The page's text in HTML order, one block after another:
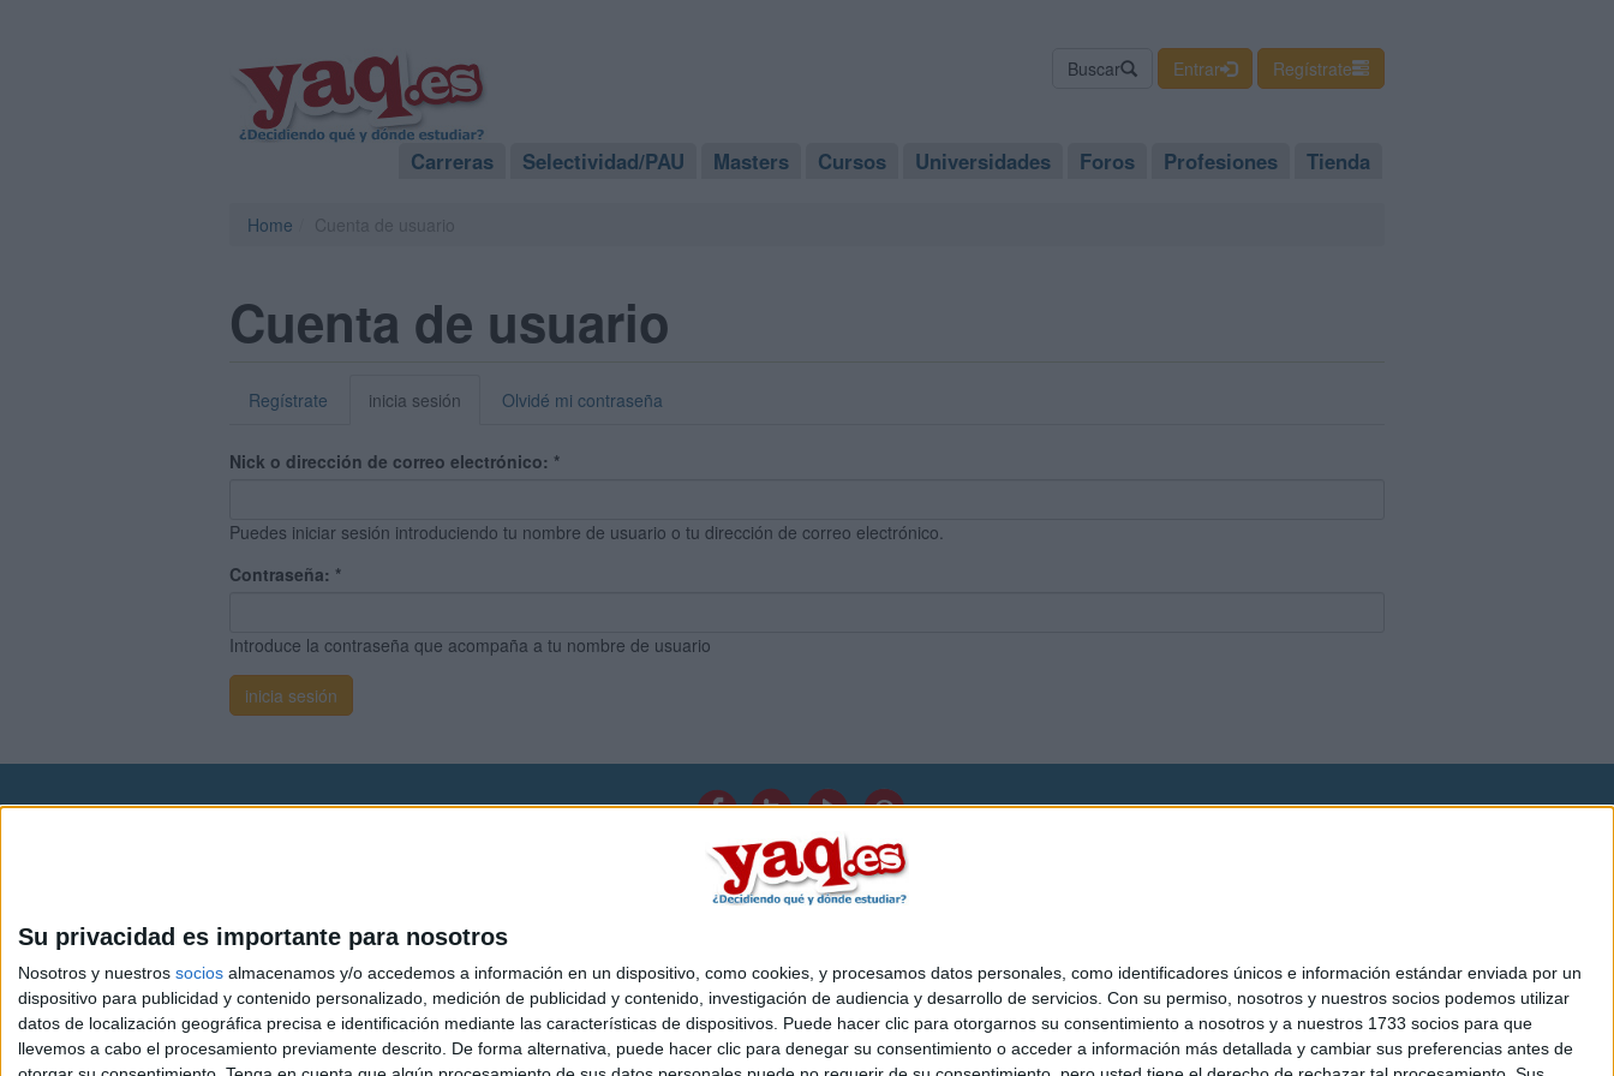
Su privacidad es importante para nosotros
Nosotros y nuestros socios almacenamos y/o accedemos a información en un dispositivo, como cookies, y procesamos datos personales, como identificadores únicos e información estándar enviada por un
dispositivo para publicidad y contenido personalizado, medición de publicidad y contenido, investigación de audiencia y desarrollo de servicios. Con su permiso, nosotros y nuestros socios podemos utilizar
datos de localización geográfica precisa e identificación mediante las características de dispositivos. Puede hacer clic para otorgarnos su consentimiento a nosotros y a nuestros 1733 socios para que
llevemos a cabo el procesamiento previamente descrito. De forma alternativa, puede hacer clic para denegar su consentimiento o acceder a información más detallada y cambiar sus preferencias antes de
Buscar Entrar Regístrate
Carreras Selectividad/PAU Masters Cursos Universidades Foros Profesiones Tienda
Home
Cuenta de usuario
Regístrate inicia sesión Olvidé mi contraseña
Nick o dirección de correo electrónico: *
Puedes iniciar sesión introduciendo tu nombre de usuario o tu dirección de correo electrónico.
Contraseña: *
Introduce la contraseña que acompaña a tu nombre de usuario
Quiénes somos| Contactar|Anúnciate
Politica de privacidad|Condiciones generales
- Diego de León 47 - 28006 Madrid [ESPAÑA] - Tel. +34 91 593 2767